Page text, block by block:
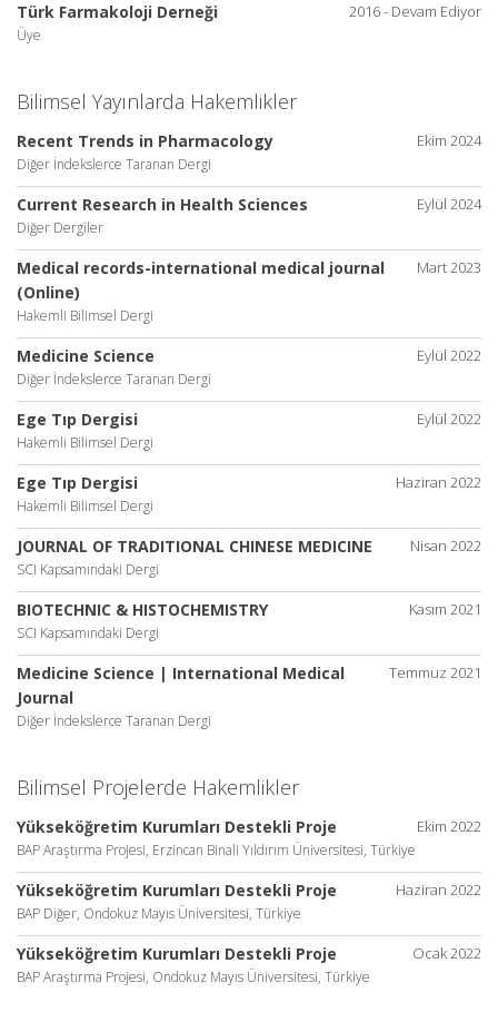
2016 - Devam Ediyor
Türk Farmakoloji Derneği
Üye
Bilimsel Yayınlarda Hakemlikler
Ekim 2024
Recent Trends in Pharmacology
Diğer İndekslerce Taranan Dergi
Eylül 2024
Current Research in Health Sciences
Diğer Dergiler
Mart 2023
Medical records-international medical journal
(Online)
Hakemli Bilimsel Dergi
Eylül 2022
Medicine Science
Diğer İndekslerce Taranan Dergi
Eylül 2022
Ege Tıp Dergisi
Hakemli Bilimsel Dergi
Haziran 2022
Ege Tıp Dergisi
Hakemli Bilimsel Dergi
Nisan 2022
JOURNAL OF TRADITIONAL CHINESE MEDICINE
SCI Kapsamındaki Dergi
Kasım 2021
BIOTECHNIC & HISTOCHEMISTRY
SCI Kapsamındaki Dergi
Temmuz 2021
Medicine Science | International Medical
Journal
Diğer İndekslerce Taranan Dergi
Bilimsel Projelerde Hakemlikler
Ekim 2022
Yükseköğretim Kurumları Destekli Proje
BAP Araştırma Projesi, Erzincan Binali Yıldırım Üniversitesi, Türkiye
Haziran 2022
Yükseköğretim Kurumları Destekli Proje
BAP Diğer, Ondokuz Mayıs Üniversitesi, Türkiye
Ocak 2022
Yükseköğretim Kurumları Destekli Proje
BAP Araştırma Projesi, Ondokuz Mayıs Üniversitesi, Türkiye